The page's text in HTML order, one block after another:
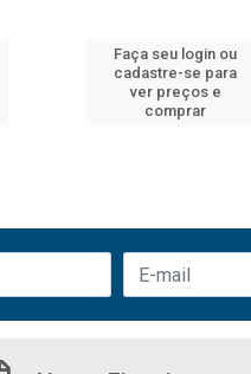
Faça seu login ou
cadastre-se para
ver preços e
comprar